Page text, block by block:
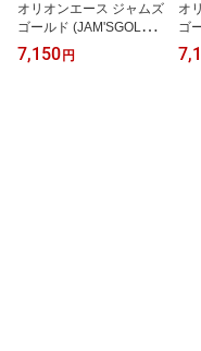
オリオンエース ジャムズ
ゴールド (JAM'SGOLD)
APOLLO シートバッグ J
GB-1010 【コヨーテ】バ
7,150 円
オ
ゴ